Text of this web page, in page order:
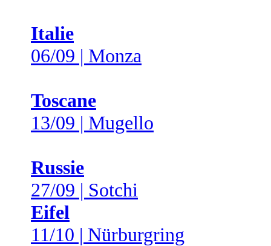
Italie
06/09 | Monza
Toscane
13/09 | Mugello
Russie
27/09 | Sotchi
Eifel
11/10 | Nürburgring